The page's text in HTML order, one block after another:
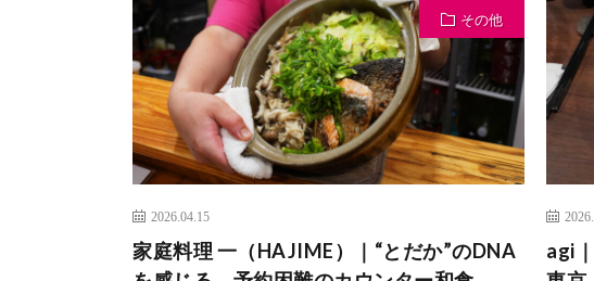
その他
2026.04.15
家庭料理 一（HAJIME）｜“とだか”のDNA
agi